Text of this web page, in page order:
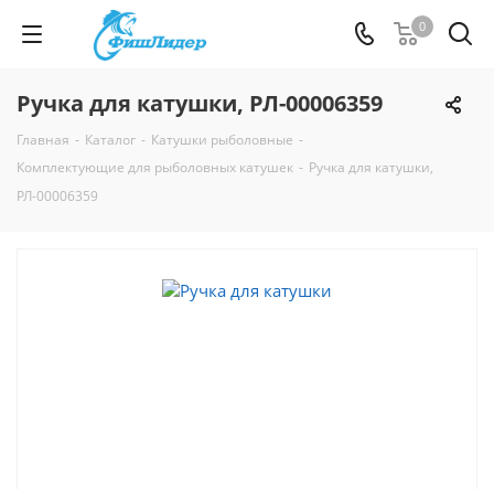
0
Ручка для катушки, РЛ-00006359
Главная - Каталог - Катушки рыболовные -
Комплектующие для рыболовных катушек - Ручка для катушки,
РЛ-00006359